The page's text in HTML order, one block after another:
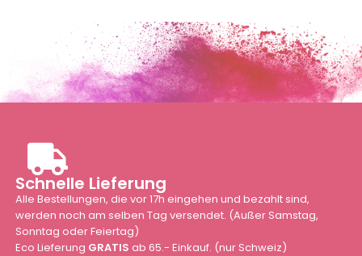
Schnelle Lieferung
Alle Bestellungen, die vor 17h eingehen und bezahlt sind,
werden noch am selben Tag versendet. (Außer Samstag,
Sonntag oder Feiertag)
Eco Lieferung GRATIS ab 65.- Einkauf. (nur Schweiz)